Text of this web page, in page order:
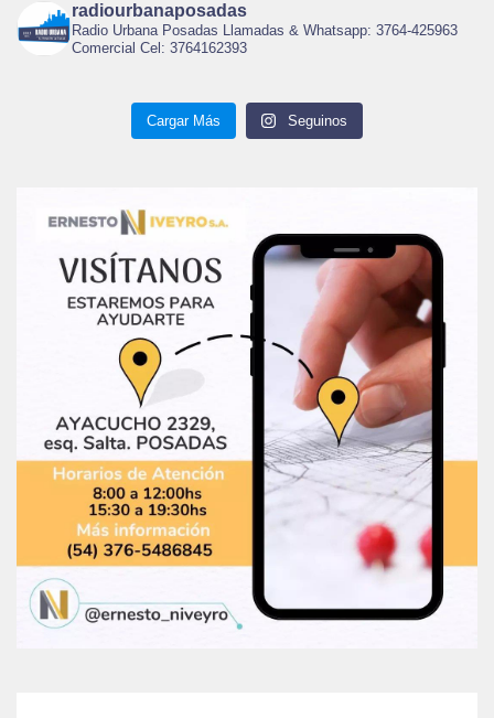
radiourbanaposadas
Radio Urbana Posadas Llamadas & Whatsapp: 3764-425963
Comercial Cel: 3764162393
Cargar Más Seguinos